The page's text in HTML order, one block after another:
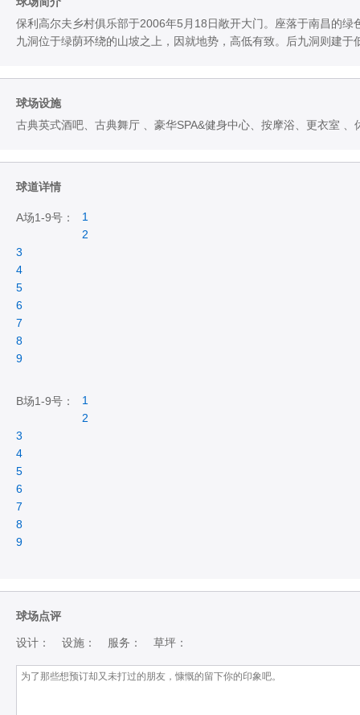
保利高尔夫乡村俱乐部于2006年5月18日敞开大门。座落于南昌的
九洞位于绿荫环绕的山坡之上，因就地势，高低有致。后九洞则建
球场设施
古典英式酒吧、古典舞厅 、豪华SPA&健身中心、按摩浴、更衣室
球道详情
A场1-9号：
1
2
3
4
5
6
7
8
9
B场1-9号：
1
2
3
4
5
6
7
8
9
球场点评
设计： 设施： 服务： 草坪：